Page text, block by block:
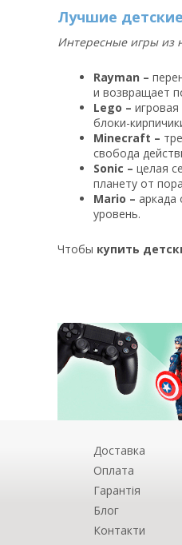
Лучшие
Интересные игры из
Rayman –
и возвращает
Lego –
блоки-
Minecraft –
свобода
Sonic – целая
планету от
Mario – аркада
уровень.
Чтобы купить
Доставка
Оплата
Гарантія
Блог
Контакти